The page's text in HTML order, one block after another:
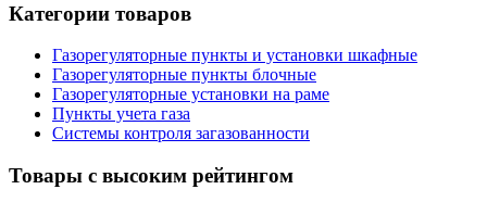
Категории товаров
Газорегуляторные пункты и установки шкафные
Газорегуляторные пункты блочные
Газорегуляторные установки на раме
Пункты учета газа
Системы контроля загазованности
Товары с высоким рейтингом